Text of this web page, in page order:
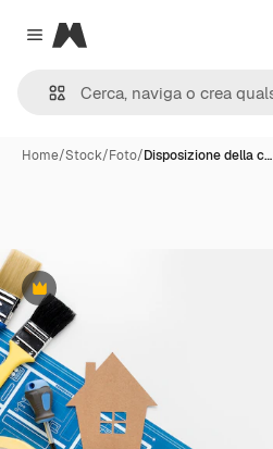
Close menu
Magnific
Home/Stock/Foto/Disposizione della c…
Premium